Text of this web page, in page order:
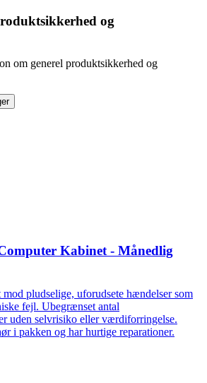
og
om generel produktsikkerhed og
Kabinet - Månedlig
pludselige, uforudsete hændelser som
fejl. Ubegrænset antal
uden selvrisiko eller værdiforringelse.
i pakken og har hurtige reparationer.